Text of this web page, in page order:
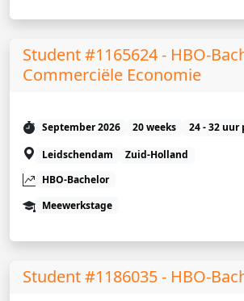
Student #1165624 - HBO-
Commerciële Economie
September 2026 20 weeks
24 - 32 uur
Leidschendam
Zuid-Holland
HBO-Bachelor
Meewerkstage
Student #1186035 - HBO-